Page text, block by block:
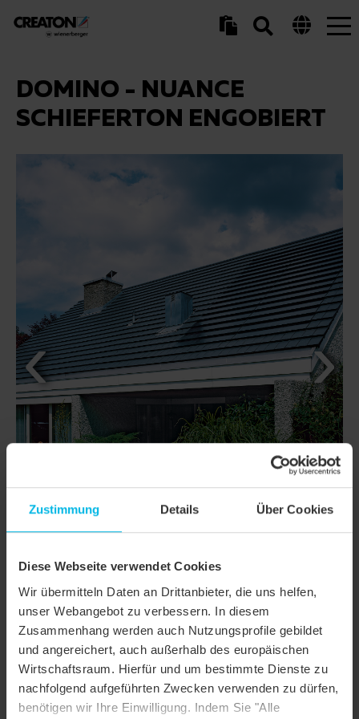
Zustimmung Details Über Cookies
Diese Webseite verwendet Cookies
Wir übermitteln Daten an Drittanbieter, die uns helfen,
unser Webangebot zu verbessern. In diesem
Zusammenhang werden auch Nutzungsprofile gebildet
und angereichert, auch außerhalb des europäischen
Wirtschaftsraum. Hierfür und um bestimmte Dienste zu
nachfolgend aufgeführten Zwecken verwenden zu dürfen,
benötigen wir Ihre Einwilligung. Indem Sie "Alle
DOMINO - NUANCE
SCHIEFERTON ENGOBIERT
DETAILS
Produktfamilie Glattziegel
Produktgruppe Dachziegel